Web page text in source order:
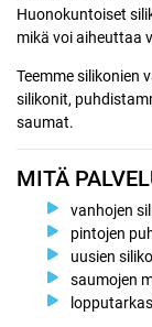
Huonokuntoiset
mikä voi aiheuttaa
Teemme silikonien
silikonit,
saumat.
MITÄ
vanhojen
pintojen
uusien
saumojen